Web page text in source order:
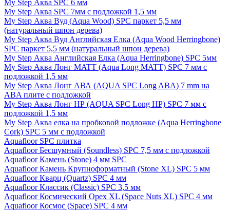
My Step Аква SPC 6 мм
My Step Аква SPC 7мм c подложкой 1,5 мм
My Step Аква Вуд (Aqua Wood) SPC паркет 5,5 мм
(натуральный шпон дерева)
My Step Аква Вуд Английская Елка (Aqua Wood Herringbone)
SPC паркет 5,5 мм (натуральный шпон дерева)
My Step Аква Английская Елка (Aqua Herringbone) SPC 5мм
My Step Аква Лонг MATT (Aqua Long MATT) SPC 7 мм с
подложкой 1,5 мм
My Step Аква Лонг АВА (AQUA SPC Long ABA) 7 mm на
ABA плите с подложкой
My Step Аква Лонг НР (AQUA SPC Long HP) SPC 7 мм с
подложкой 1,5 мм
My Step Аква елка на пробковой подложке (Aqua Herringbone
Cork) SPC 5 мм с подложкой
Aquafloor SPC плитка
Aquafloor Бесшумный (Soundless) SPC 7,5 мм с подложкой
Aquafloor Камень (Stone) 4 мм SPC
Aquafloor Камень Крупноформатный (Stone XL) SPC 5 мм
Aquafloor Кварц (Quartz) SPC 4 мм
Aquafloor Классик (Classic) SPC 3,5 мм
Aquafloor Космический Орех XL (Space Nuts XL) SPC 4 мм
Aquafloor Космос (Space) SPC 4 мм